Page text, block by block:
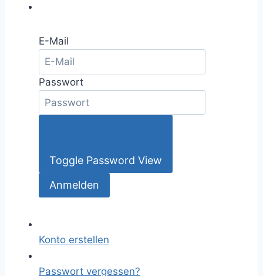
E-Mail
Passwort
Toggle Password View
Konto erstellen
Passwort vergessen?